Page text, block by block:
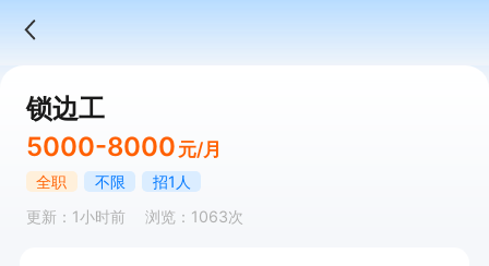
锁边工
5000-8000 元/月
全职 不限
招1人
更新：1小时前
浏览：1063次